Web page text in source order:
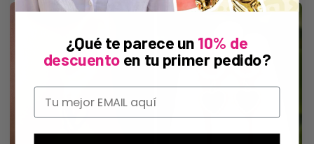
¿Qué te parece un 10% de
descuento en tu primer pedido?